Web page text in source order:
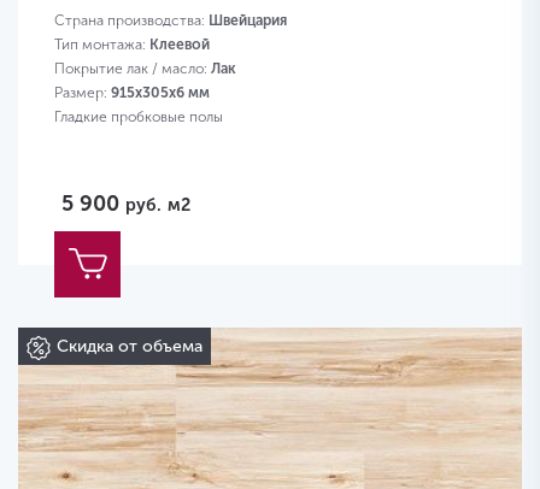
Страна производства: Швейцария
Тип монтажа: Клеевой
Покрытие лак / масло: Лак
Размер: 915х305х6 мм
Гладкие пробковые полы
5 900 руб. м2
Скидка от объема